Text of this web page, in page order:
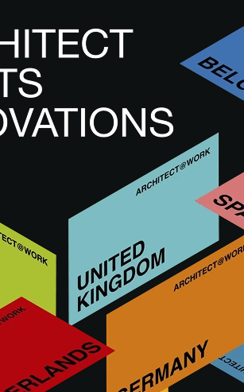
A@WX Merken STO